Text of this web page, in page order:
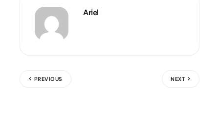
Ariel
PREVIOUS NEXT